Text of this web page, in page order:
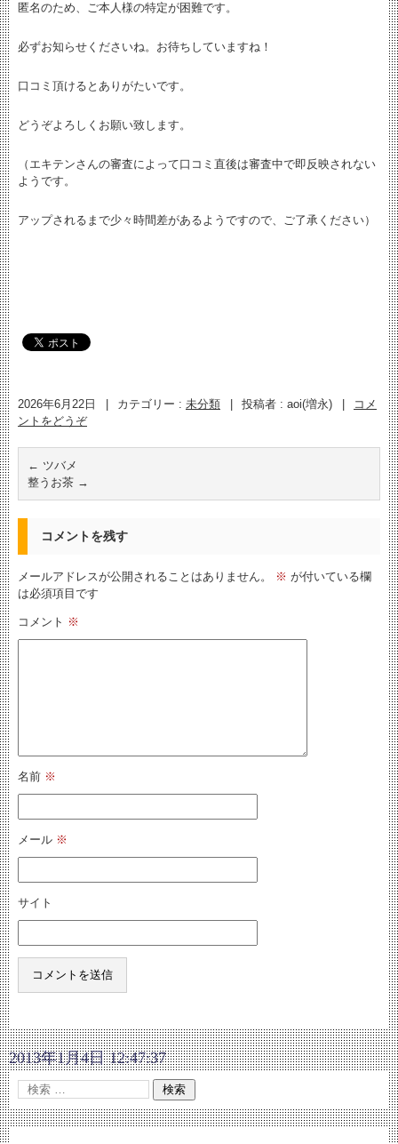
匿名のため、ご本人様の特定が困難です。
必ずお知らせくださいね。お待ちしていますね！
口コミ頂けるとありがたいです。
どうぞよろしくお願い致します。
（エキテンさんの審査によって口コミ直後は審査中で即反映されない
ようです。
アップされるまで少々時間差があるようですので、ご了承ください）
2026年6月22日 カテゴリー : 未分類 投稿者 : aoi(増永)
コメ
ントをどうぞ
← ツバメ
整うお茶 →
コメントを残す
メールアドレスが公開されることはありません。 ※ が付いている欄
は必須項目です
コメント ※
名前 ※
メール ※
サイト
2013年1月4日 12:47:37